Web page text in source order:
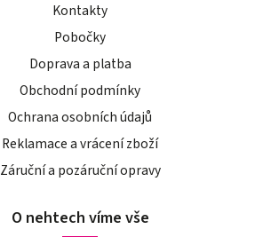
Kontakty
Pobočky
Doprava a platba
Obchodní podmínky
Ochrana osobních údajů
Reklamace a vrácení zboží
Záruční a pozáruční opravy
O nehtech víme vše